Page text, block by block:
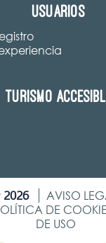
Usuarios
Turismo
2026 AVISO
DE
DE USO